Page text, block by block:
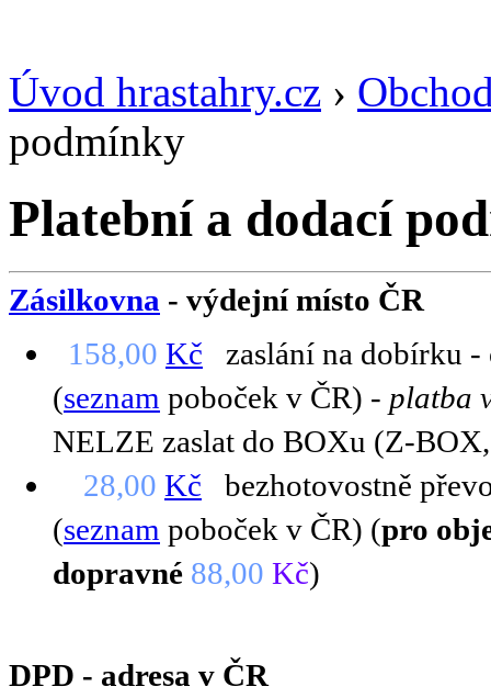
Úvod hrastahry.cz ›
podmínky
Platební a dodací
Zásilkovna - výdejní místo ČR
158,00 Kč zaslání na dobírku -
(seznam poboček v ČR) - platba
NELZE zaslat do BOXu (Z-
28,00 Kč bezhotovostně
(seznam poboček v ČR) (pro
dopravné 88,00 Kč)
DPD - adresa v ČR